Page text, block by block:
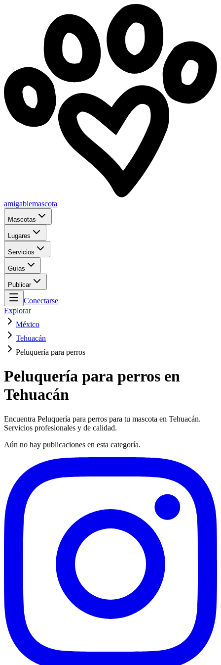
amigablemascota
Mascotas
Lugares
Servicios
Guías
Publicar
Conectarse
Explorar
México
Tehuacán
Peluquería para perros
Peluquería para perros en
Tehuacán
Encuentra Peluquería para perros para tu mascota en Tehuacán.
Servicios profesionales y de calidad.
Aún no hay publicaciones en esta categoría.